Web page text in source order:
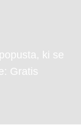
ki se
Gratis